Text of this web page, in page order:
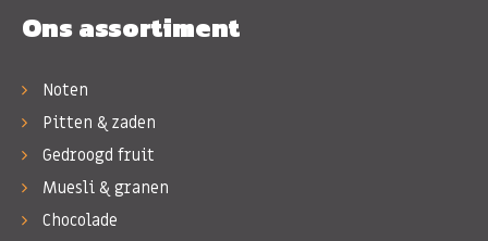
Ons assortiment
Noten
Pitten & zaden
Gedroogd fruit
Muesli & granen
Chocolade